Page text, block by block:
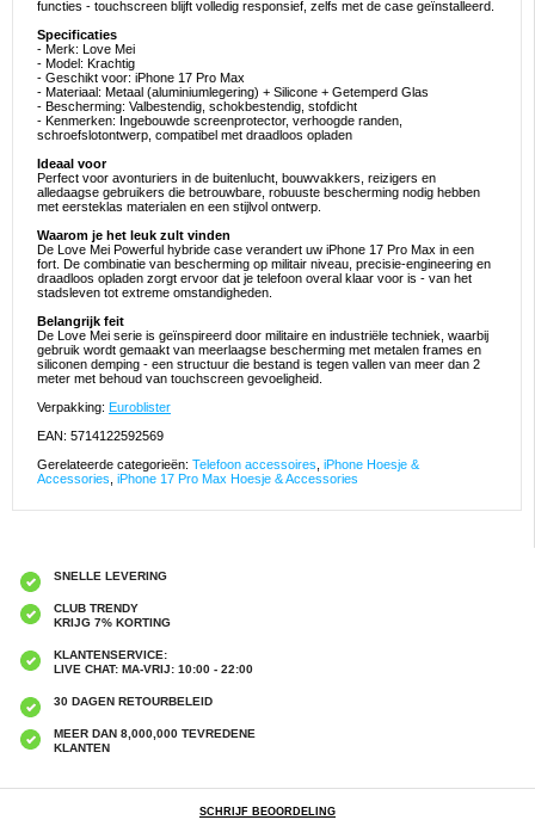
functies - touchscreen blijft volledig responsief, zelfs met de case geïnstalleerd.
Specificaties
- Merk: Love Mei
- Model: Krachtig
- Geschikt voor: iPhone 17 Pro Max
- Materiaal: Metaal (aluminiumlegering) + Silicone + Getemperd Glas
- Bescherming: Valbestendig, schokbestendig, stofdicht
- Kenmerken: Ingebouwde screenprotector, verhoogde randen,
schroefslotontwerp, compatibel met draadloos opladen
Ideaal voor
Perfect voor avonturiers in de buitenlucht, bouwvakkers, reizigers en
alledaagse gebruikers die betrouwbare, robuuste bescherming nodig hebben
met eersteklas materialen en een stijlvol ontwerp.
Waarom je het leuk zult vinden
De Love Mei Powerful hybride case verandert uw iPhone 17 Pro Max in een
fort. De combinatie van bescherming op militair niveau, precisie-engineering en
draadloos opladen zorgt ervoor dat je telefoon overal klaar voor is - van het
stadsleven tot extreme omstandigheden.
Belangrijk feit
De Love Mei serie is geïnspireerd door militaire en industriële techniek, waarbij
gebruik wordt gemaakt van meerlaagse bescherming met metalen frames en
siliconen demping - een structuur die bestand is tegen vallen van meer dan 2
meter met behoud van touchscreen gevoeligheid.
Verpakking: Euroblister
EAN: 5714122592569
Gerelateerde categorieën: Telefoon accessoires iPhone Hoesje &
Accessories iPhone 17 Pro Max Hoesje & Accessories
SNELLE LEVERING
CLUB TRENDY
KRIJG 7% KORTING
KLANTENSERVICE:
LIVE CHAT: MA-VRIJ: 10:00 - 22:00
30 DAGEN RETOURBELEID
MEER DAN 8,000,000 TEVREDENE
KLANTEN
SCHRIJF BEOORDELING